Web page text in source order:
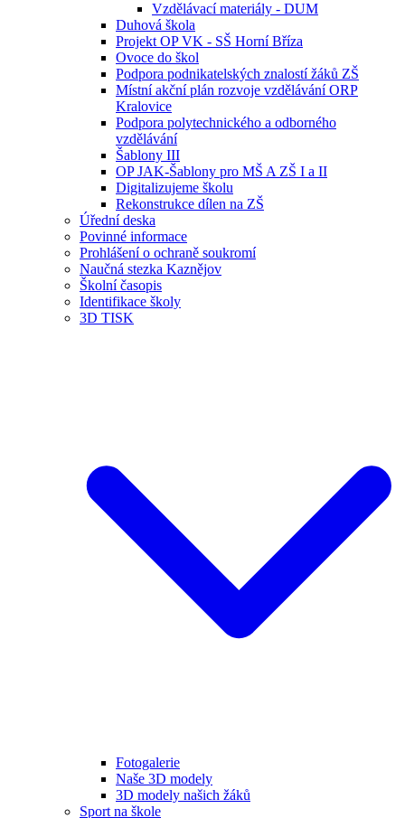
Vzdělávací materiály - DUM
Duhová škola
Projekt OP VK - SŠ Horní Bříza
Ovoce do škol
Podpora podnikatelských znalostí žáků ZŠ
Místní akční plán rozvoje vzdělávání ORP
Kralovice
Podpora polytechnického a odborného
vzdělávání
Šablony III
OP JAK-Šablony pro MŠ A ZŠ I a II
Digitalizujeme školu
Rekonstrukce dílen na ZŠ
Úřední deska
Povinné informace
Prohlášení o ochraně soukromí
Naučná stezka Kaznějov
Školní časopis
Identifikace školy
3D TISK
Fotogalerie
Naše 3D modely
3D modely našich žáků
Sport na škole